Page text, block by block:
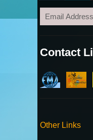
Contact
Other Links